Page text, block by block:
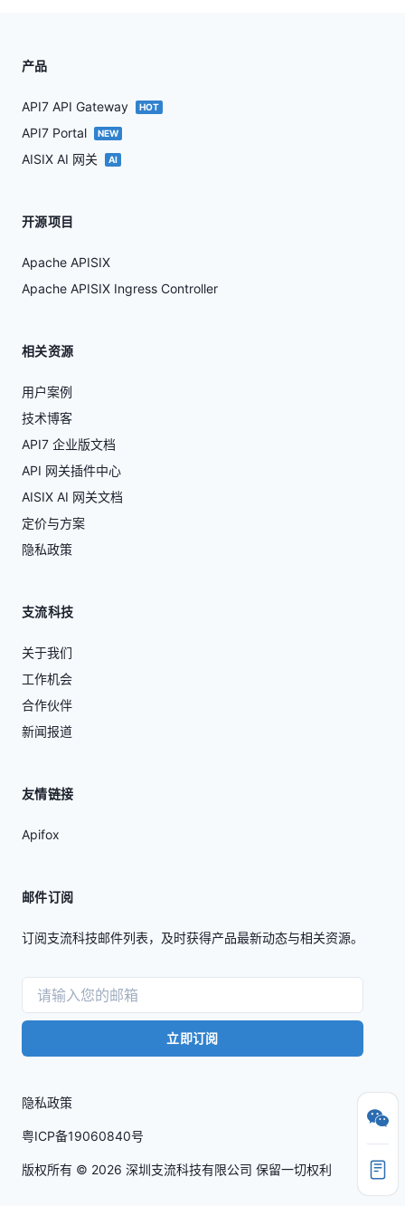
产品
API7 API Gateway HOT
API7 Portal NEW
AISIX AI 网关 AI
开源项目
Apache APISIX
Apache APISIX Ingress Controller
相关资源
用户案例
技术博客
API7 企业版文档
API 网关插件中心
AISIX AI 网关文档
定价与方案
隐私政策
支流科技
关于我们
工作机会
合作伙伴
新闻报道
友情链接
Apifox
邮件订阅
订阅支流科技邮件列表，及时获得产品最新动态与相关资源。
立即订阅
隐私政策
粤ICP备19060840号
版权所有 © 2026 深圳支流科技有限公司 保留一切权利